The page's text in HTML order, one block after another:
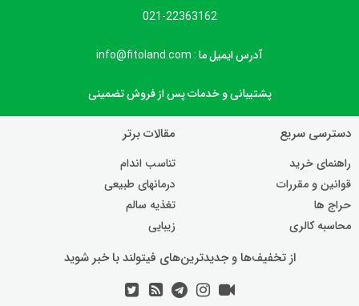
021-22363162
آدرس ایمیل ما : info@fitoland.com
پشتیبانی و خدمات پس از فروش تضمینی
دسترسی سریع
راهنمای خرید
قوانین و مقررات
حراج ها
محاسبه کالری
مقالات برتر
تناسب اندام
درمانهای طبیعی
تغذیه سالم
زیبایی
از تخفیف‌ها و جدیدترین‌های فیتولند با خبر شوید